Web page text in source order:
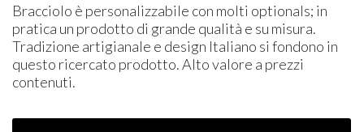
Bracciolo è personalizzabile con molti optionals; in
pratica un prodotto di grande qualità e su misura.
Tradizione artigianale e design Italiano si fondono in
questo ricercato prodotto. Alto valore a prezzi
contenuti.